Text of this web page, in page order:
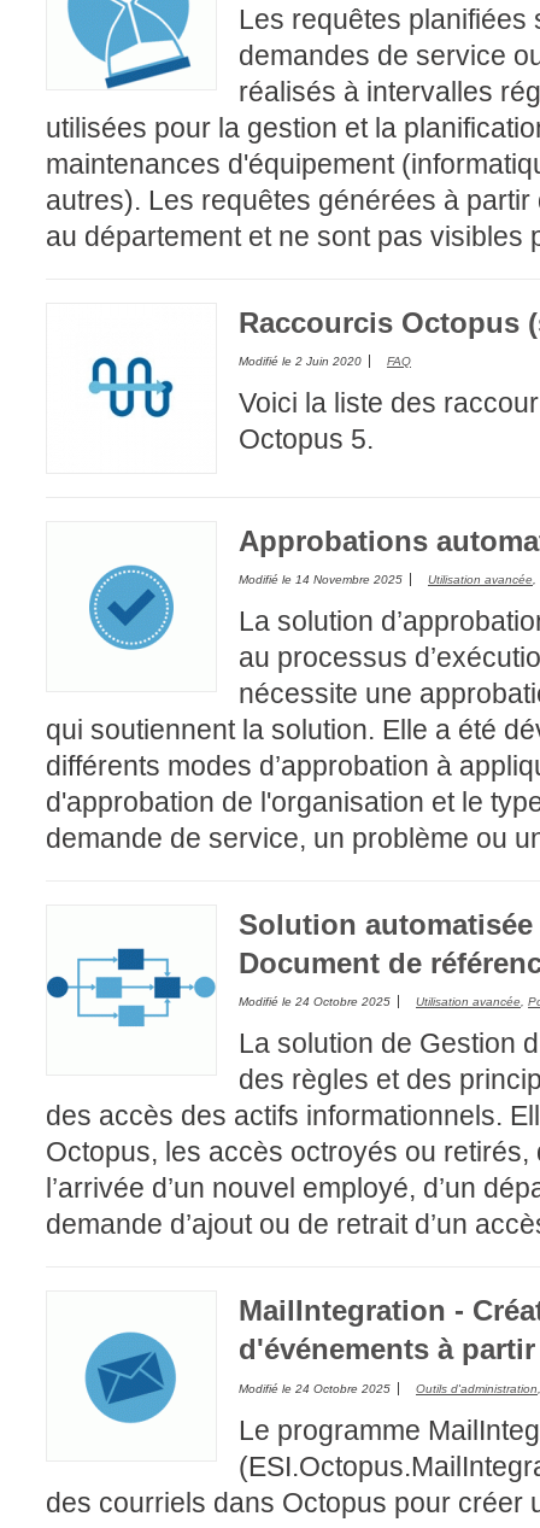
Portail Web
Rapports &
Relations
requêtes
Résolution
rôles
service
SR
suivi par
utilisateur
utilisateurs
Utilisation
Utilisation
Utilisation
Webinaires
Webtech
WMI
Les requêtes planifiées
demandes de service
réalisés à intervalles
utilisées pour la gestion et la
maintenances d'équipement
autres). Les requêtes générées à
au département et ne sont pas visibles
Raccourcis Octopus
Modifié le 2 Juin 2020 FAQ
Voici la liste des
Octopus 5.
Approbations
Modifié le 14 Novembre 2025 Utilisation avancée,
La solution
au processus
nécessite une
qui soutiennent la solution. Elle a été
différents modes d’approbation à
d'approbation de l'organisation et le
demande de service, un problème ou
Solution
Document de
Modifié le 24 Octobre 2025 Utilisation avancée,
La solution de Gestion
des règles et des
des accès des actifs informationnels.
Octopus, les accès octroyés ou
l’arrivée d’un nouvel employé, d’un
demande d’ajout ou de retrait d’un
MailIntegration -
d'événements à
Modifié le 24 Octobre 2025 Outils d'administration
Le programme
des courriels dans Octopus pour créer